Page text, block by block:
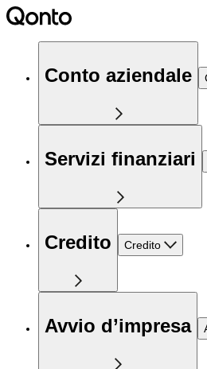
Conto aziendale
Servizi finanziari
Credito Credito
Avvio d’impresa